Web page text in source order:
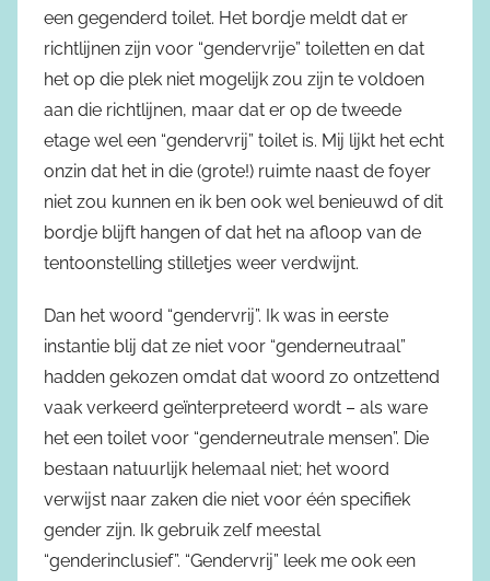
een gegenderd toilet. Het bordje meldt dat er
richtlijnen zijn voor “gendervrije” toiletten en dat
het op die plek niet mogelijk zou zijn te voldoen
aan die richtlijnen, maar dat er op de tweede
etage wel een “gendervrij” toilet is. Mij lijkt het echt
onzin dat het in die (grote!) ruimte naast de foyer
niet zou kunnen en ik ben ook wel benieuwd of dit
bordje blijft hangen of dat het na afloop van de
tentoonstelling stilletjes weer verdwijnt.
Dan het woord “gendervrij”. Ik was in eerste
instantie blij dat ze niet voor “genderneutraal”
hadden gekozen omdat dat woord zo ontzettend
vaak verkeerd geïnterpreteerd wordt – als ware
het een toilet voor “genderneutrale mensen”. Die
bestaan natuurlijk helemaal niet; het woord
verwijst naar zaken die niet voor één specifiek
gender zijn. Ik gebruik zelf meestal
“genderinclusief”. “Gendervrij” leek me ook een